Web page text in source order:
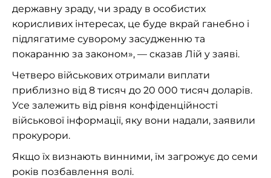
державну зраду, чи зраду в особистих
корисливих інтересах, це буде вкрай ганебно і
підлягатиме суворому засудженню та
покаранню за законом», — сказав Лій у заяві.
Четверо військових отримали виплати
приблизно від 8 тисяч до 20 000 тисяч доларів.
Усе залежить від рівня конфіденційності
військової інформації, яку вони надали, заявили
прокурори.
Якщо їх визнають винними, їм загрожує до семи
років позбавлення волі.